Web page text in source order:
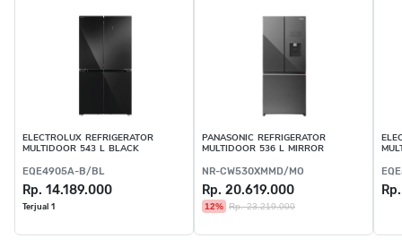
ELECTROLUX REFRIGERATOR
MULTIDOOR 543 L BLACK
EQE4905A-B/BL
Rp. 14.189.000
Terjual 1
PANASONIC REFRIGERATOR
MULTIDOOR 536 L MIRROR
NR-CW530XMMD/MO
Rp. 20.619.000
12% Rp. 23.219.000